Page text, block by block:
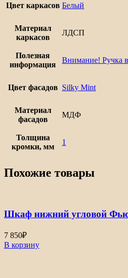
Цвет каркасов Белый
Материал
каркасов
ЛДСП
Полезная
информация
Внимание! Ручка
Цвет фасадов Silky Mint
Материал
фасадов
МДФ
Толщина
кромки, мм
1
Похожие товары
Шкаф нижний угловой
7 850₽
В корзину